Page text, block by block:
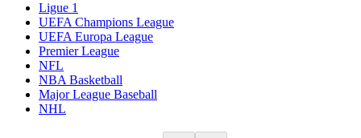
Ligue 1
UEFA Champions League
UEFA Europa League
Premier League
NFL
NBA Basketball
Major League Baseball
NHL